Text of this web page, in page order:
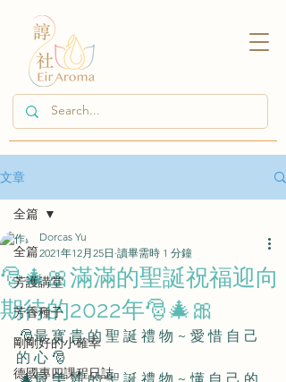
文章
全篇
芳護講堂
芳香種子
剛剛好的小確幸
德國專四課程日誌
全篇
🎅🎄🎀滿滿的聖誕祝福迎向
期待的2022年🎅🎄🎀
Dorcas Yu
2021年12月25日 讀畢需時 1 分鐘
🎅最 寳 貴 的 聖 誕 禮 物 ~ 愛 惜 自 己
的 心 🎅